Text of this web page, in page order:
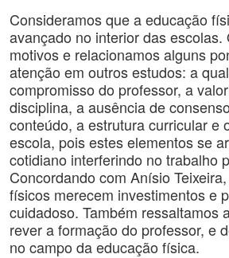
Consideramos que a educação
avançado no interior das escolas.
motivos e relacionamos alguns
atenção em outros estudos: a
compromisso do professor, a
disciplina, a ausência de
conteúdo, a estrutura curricular e
escola, pois estes elementos se
cotidiano interferindo no trabalho
Concordando com Anísio
físicos merecem investimentos e
cuidadoso. Também ressaltamos
rever a formação do professor, e
no campo da educação física.